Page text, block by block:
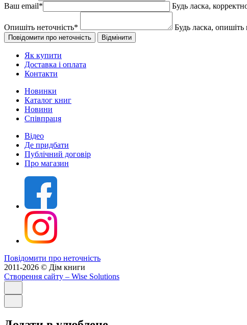
Ваш email* Будь ласка,
Опишіть неточність* Будь ласка, опишіть
Як купити
Доставка і оплата
Контакти
Новинки
Каталог книг
Новини
Співпраця
Відео
Де придбати
Публічний договір
Про магазин
Повідомити про неточність
2011-2026 © Дім книги
Створення сайту – Wise Solutions